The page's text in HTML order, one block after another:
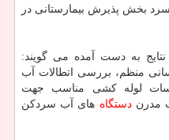
بخش پذیرش بیمارستانی در
نتایج به دست آمده می گویند:
منظم، بررسی اتطالات آب
لوله کشی مناسب جهت
مدرندستگاه های آب سردکن